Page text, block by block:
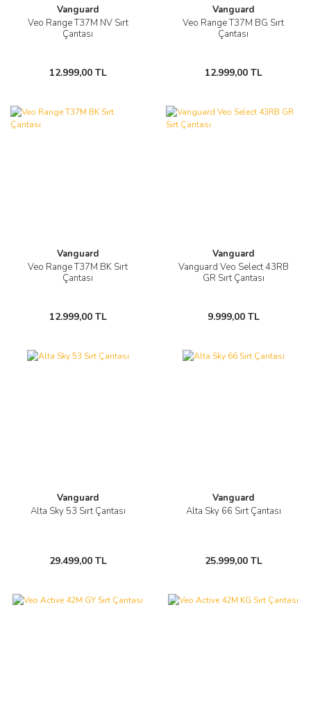
Vanguard
Veo Range T37M NV Sırt
Çantası
12.999,00 TL
Vanguard
Veo Range T37M BG Sırt
Çantası
12.999,00 TL
Vanguard
Veo Range T37M BK Sırt
Çantası
12.999,00 TL
Vanguard
Vanguard Veo Select 43RB
GR Sırt Çantası
9.999,00 TL
Vanguard
Alta Sky 53 Sırt Çantası
29.499,00 TL
Vanguard
Alta Sky 66 Sırt Çantası
25.999,00 TL